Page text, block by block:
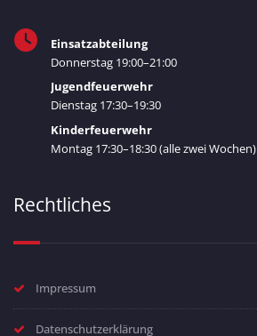
Einsatzabteilung
Donnerstag 19:00–21:00
Jugendfeuerwehr
Dienstag 17:30–19:30
Kinderfeuerwehr
Montag 17:30–18:30 (alle zwei Wochen)
Rechtliches
Impressum
Datenschutzerklärung